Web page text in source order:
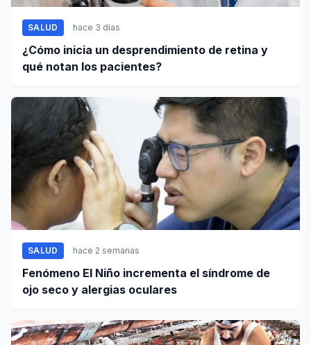
SALUD hace 3 días
¿Cómo inicia un desprendimiento de retina y
qué notan los pacientes?
SALUD hace 2 semanas
Fenómeno El Niño incrementa el síndrome de
ojo seco y alergias oculares